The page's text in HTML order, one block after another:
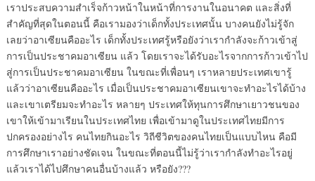
เราประสบความสำเร็จก้าวหน้าในหน้าที่การงานในอนาคต และสิ่งที่
สำคัญที่สุดในตอนนี้ คือเรามองว่าเด็กทั้งประเทศนั้น บางคนยังไม่รู้จัก
เลยว่าอาเซียนคืออะไร เด็กทั้งประเทศรู้หรือยังว่าเรากำลังจะก้าวเข้าสู่
การเป็นประชาคมอาเซียน แล้ว โดยเราจะได้รับอะไรจากการก้าวเข้าไป
สู่การเป็นประชาคมอาเซียน ในขณะที่เพื่อนๆ เราหลายประเทศเขารู้
แล้วว่าอาเซียนคืออะไร เมื่อเป็นประชาคมอาเซียนเขาจะทำอะไรได้บ้าง
และเขาเตรียมจะทำอะไร หลายๆ ประเทศให้ทุนการศึกษาเยาวชนของ
เขาให้เข้ามาเรียนในประเทศไทย เพื่อเข้ามาดูในประเทศไทยมีการ
ปกครองอย่างไร คนไทยกินอะไร วิถีชีวิตของคนไทยเป็นแบบไหน คือมี
การศึกษาเราอย่างชัดเจน ในขณะที่ตอนนี้ไม่รู้ว่าเรากำลังทำอะไรอยู่
แล้วเราได้ไปศึกษาคนอื่นบ้างแล้ว หรือยัง???